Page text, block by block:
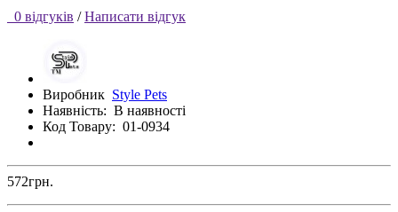
0 відгуків / Написати відгук
Виробник Style Pets
Наявність: В наявності
Код Товару: 01-0934
572грн.